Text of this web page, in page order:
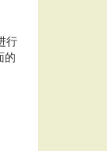
行
的